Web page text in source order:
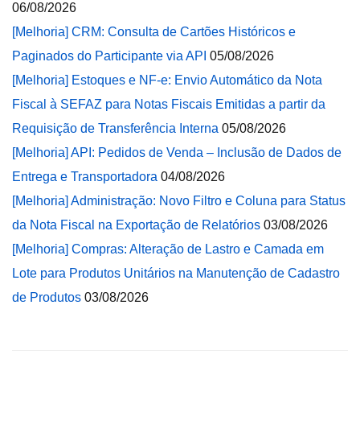
06/08/2026
[Melhoria] CRM: Consulta de Cartões Históricos e
Paginados do Participante via API 05/08/2026
[Melhoria] Estoques e NF-e: Envio Automático da Nota
Fiscal à SEFAZ para Notas Fiscais Emitidas a partir da
Requisição de Transferência Interna 05/08/2026
[Melhoria] API: Pedidos de Venda – Inclusão de Dados de
Entrega e Transportadora 04/08/2026
[Melhoria] Administração: Novo Filtro e Coluna para Status
da Nota Fiscal na Exportação de Relatórios 03/08/2026
[Melhoria] Compras: Alteração de Lastro e Camada em
Lote para Produtos Unitários na Manutenção de Cadastro
de Produtos 03/08/2026